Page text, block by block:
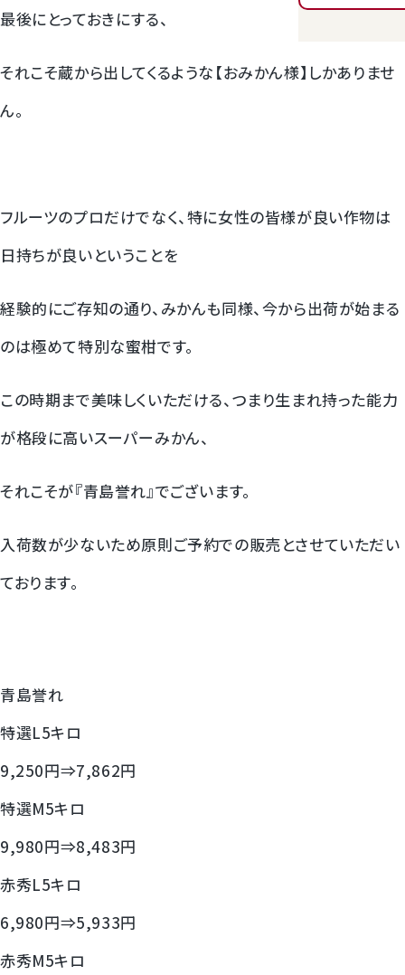
大糖領桃
温室みかん(ハウスみかん)
シャインマスカット
マスクメロンと季節のフルーツ詰合せ
最後にとっておきにする、
それこそ蔵から出してくるような【おみかん様】しかありませ
ん。
フルーツのプロだけでなく、特に女性の皆様が良い作物は
日持ちが良いということを
経験的にご存知の通り、みかんも同様、今から出荷が始まる
のは極めて特別な蜜柑です。
この時期まで美味しくいただける、つまり生まれ持った能力
が格段に高いスーパーみかん、
それこそが『青島誉れ』でございます。
入荷数が少ないため原則ご予約での販売とさせていただい
ております。
青島誉れ
特選L5キロ
9,250円⇒7,862円
特選M5キロ
9,980円⇒8,483円
赤秀L5キロ
6,980円⇒5,933円
赤秀M5キロ